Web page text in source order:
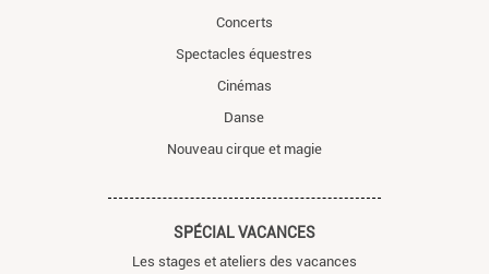
Concerts
Spectacles équestres
Cinémas
Danse
Nouveau cirque et magie
SPÉCIAL VACANCES
Les stages et ateliers des vacances